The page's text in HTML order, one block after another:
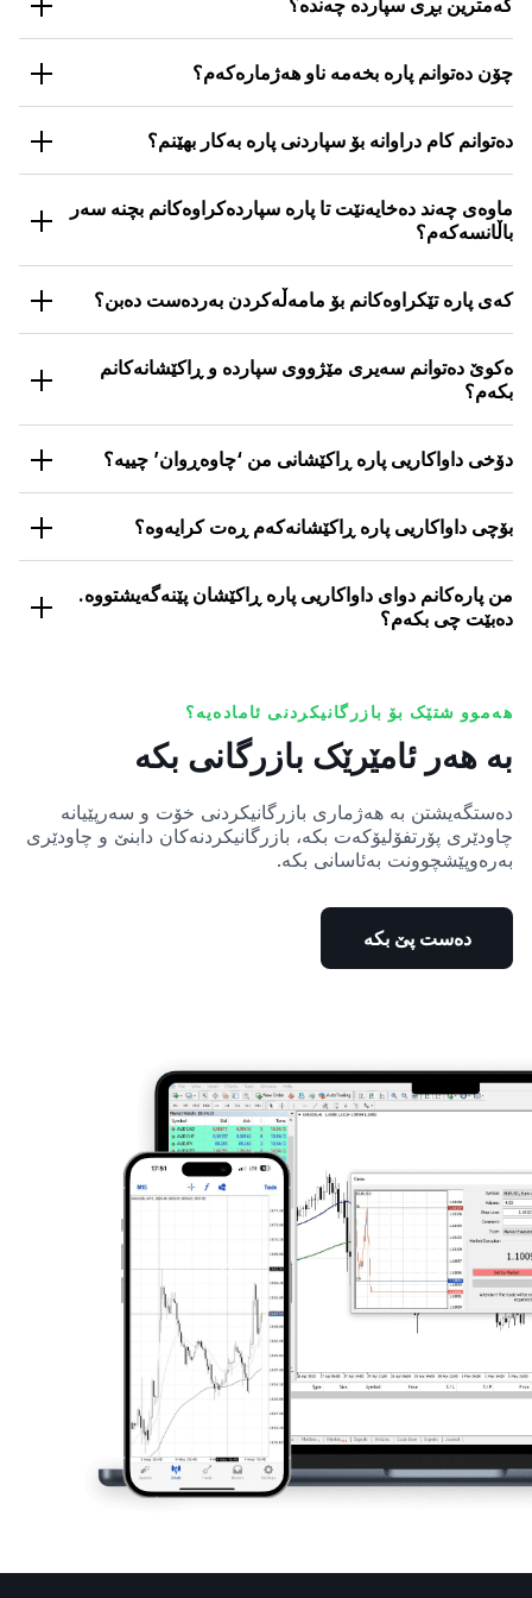
کەمترین بڕی سپاردە لە 8 دۆلاری ئەمریکییەوە دەست
پێدەکات، بەپێی جۆری هەژمار.
چۆن دەتوانم پارە بخەمە ناو هەژمارەکەم؟
تۆ دەکرێ بچیتە ژوورەوە بۆ ناوچەی ئەندامی خۆت و بژاردەی
پارەدانی دڵخوازی خۆت و قەبارەی سپاردە دیاری بکەیت.
دەتوانم کام دراوانە بۆ سپاردنی پارە بەکار بهێنم؟
تۆ دەکرێ بە بەکارهێنانی هەر دراوێک سپاردە لە هەژماری
دۆلای ئێمەدا دابنێیت، کە ئەمەش بەپێی نرخی ئاڵوگۆڕی ئەو
ڕۆژە دەبێت.
ماوەی چەند دەخایەنێت تا پارە سپاردەکراوەکانم بچنە سەر
باڵانسەکەم؟
سپاردەکان دەستبەجێن! تۆ دەتوانیت باڵانسی نوێکراوەی خۆت
لەماوەی 60 خولەکدا ببینیت.
کەی پارە تێکراوەکانم بۆ مامەڵەکردن بەردەست دەبن؟
تۆ دەتوانیت دەستبەجێ دوای ئەوەی باڵانسەکەت نوێ بوویەوە
دەست بە مامەڵەکردن بکەیت.
ەکوێ دەتوانم سەیری مێژووی سپاردە و ڕاکێشانەکانم
بکەم؟
تۆ دەکرێت بچیتە ژوورەوە بۆ ناوچەی ئەندامانی خۆت بۆ بینینی
هەموو مامەڵەکانی پەیوەست بە سپاردەکان، ڕاکێشانەکان و
گواستنەوەکان.
دۆخی داواکاریی پارە ڕاکێشانی من ‘چاوەڕوان’ چییە؟
ئەمە واتە داواکارییەکەت لە سەرەدایە و لە ناوەڕاستی
پێواژۆکردنیدایە. هەرکە پەسند کرا، ئەو ئاگادار دەکرێیتەوە.
بۆچی داواکاریی پارە ڕاکێشانەکەم ڕەت کرایەوە؟
ئەمە دەکرێ بەهۆی ئەوەوە بێت کە هەژمارەکەت پشتڕاست
نەکراوەتەوە، یان هەڵەیەکی ئیحتمالکراو لەو داتایەی زیاد کراوە
یان نەبوونی مارجنی پێویست بۆ پێواژۆکردنی پارە ڕاکێشان.
ئێمە لە ڕێگای ئیمەیڵ لەسەر هۆکاری ڕەتکردنەوەکە ئاگادارت
من پارەکانم دوای داواکاریی پارە ڕاکێشان پێنەگەیشتووە.
دەبێت چی بکەم؟
هەموو شتێک بۆ بازرگانیکردنی ئامادەیە؟
بە هەر ئامێرێک بازرگانی بکە
دەستگەیشتن بە هەژماری بازرگانیکردنی خۆت و سەرپێیانە
چاودێری پۆرتفۆلیۆکەت بکە، بازرگانیکردنەکان دابنێ و چاودێری
بەرەوپێشچوونت بەئاسانی بکە.
دەست پێ بکە